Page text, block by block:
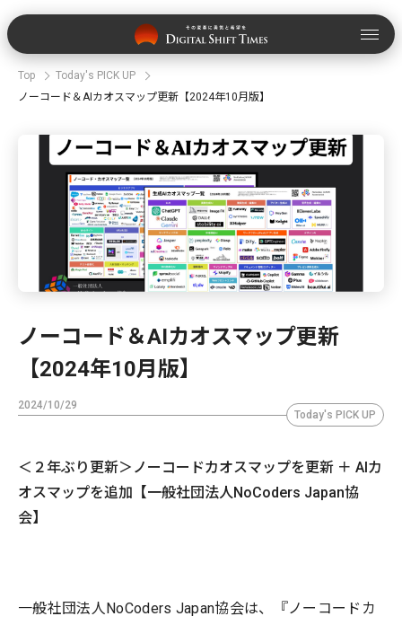
Top
Today's PICK UP
ノーコード＆AIカオスマップ更新【2024年10月版】
ノーコード＆AIカオスマップ更新
【2024年10月版】
2024/10/29
Today's PICK UP
＜２年ぶり更新＞ノーコードカオスマップを更新 ＋ AIカ
オスマップを追加【一般社団法人NoCoders Japan協
会】
一般社団法人NoCoders Japan協会は、『ノーコードカ